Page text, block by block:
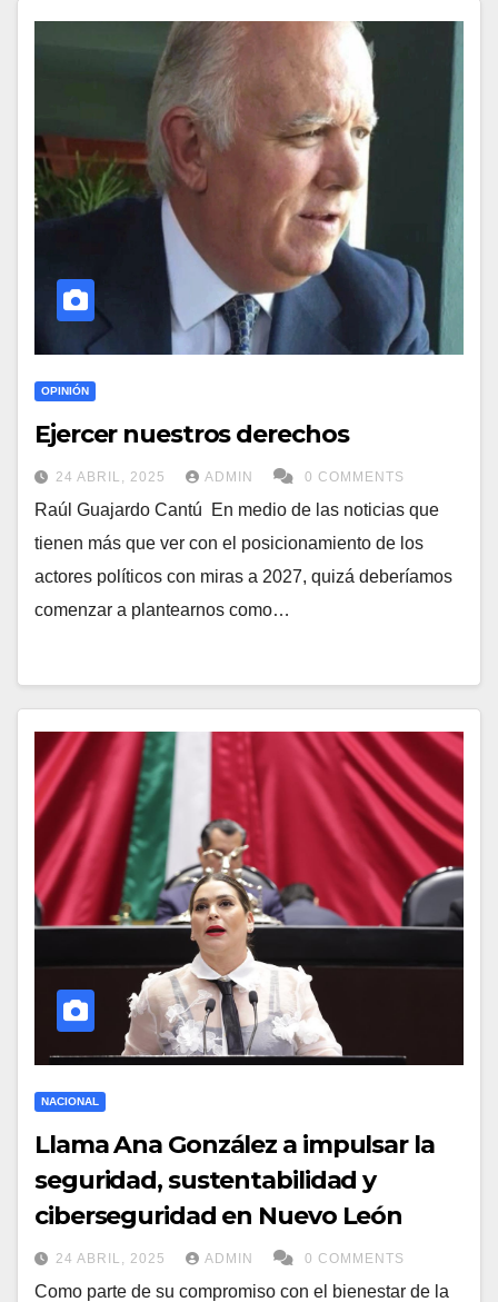
OPINIÓN
Ejercer nuestros derechos
24 ABRIL, 2025 ADMIN 0 COMMENTS
Raúl Guajardo Cantú En medio de las noticias que
tienen más que ver con el posicionamiento de los
actores políticos con miras a 2027, quizá deberíamos
comenzar a plantearnos como…
NACIONAL
Llama Ana González a impulsar la
seguridad, sustentabilidad y
ciberseguridad en Nuevo León
24 ABRIL, 2025 ADMIN 0 COMMENTS
Como parte de su compromiso con el bienestar de la